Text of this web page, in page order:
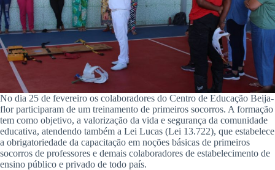
No dia 25 de fevereiro os colaboradores do Centro de Educação Beija-
flor participaram de um treinamento de primeiros socorros. A formação
tem como objetivo, a valorização da vida e segurança da comunidade
educativa, atendendo também a Lei Lucas (Lei 13.722), que estabelece
a obrigatoriedade da capacitação em noções básicas de primeiros
socorros de professores e demais colaboradores de estabelecimento de
ensino público e privado de todo país.